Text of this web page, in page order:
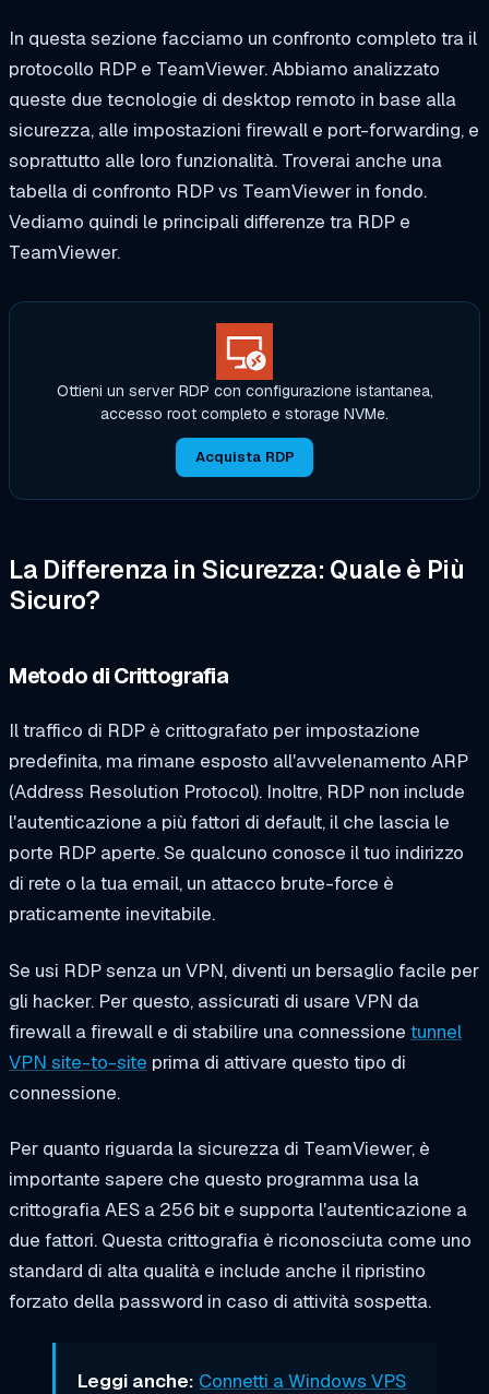
In questa sezione facciamo un confronto completo tra il
protocollo RDP e TeamViewer. Abbiamo analizzato
queste due tecnologie di desktop remoto in base alla
sicurezza, alle impostazioni firewall e port-forwarding, e
soprattutto alle loro funzionalità. Troverai anche una
tabella di confronto RDP vs TeamViewer in fondo.
Vediamo quindi le principali differenze tra RDP e
TeamViewer.
Ottieni un server RDP con configurazione istantanea,
accesso root completo e storage NVMe.
Acquista RDP
La Differenza in Sicurezza: Quale è Più
Sicuro?
Metodo di Crittografia
Il traffico di RDP è crittografato per impostazione
predefinita, ma rimane esposto all'avvelenamento ARP
(Address Resolution Protocol). Inoltre, RDP non include
l'autenticazione a più fattori di default, il che lascia le
porte RDP aperte. Se qualcuno conosce il tuo indirizzo
di rete o la tua email, un attacco brute-force è
praticamente inevitabile.
Se usi RDP senza un VPN, diventi un bersaglio facile per
gli hacker. Per questo, assicurati di usare VPN da
firewall a firewall e di stabilire una connessione tunnel
VPN site-to-site prima di attivare questo tipo di
connessione.
Per quanto riguarda la sicurezza di TeamViewer, è
importante sapere che questo programma usa la
crittografia AES a 256 bit e supporta l'autenticazione a
due fattori. Questa crittografia è riconosciuta come uno
standard di alta qualità e include anche il ripristino
forzato della password in caso di attività sospetta.
Leggi anche: Connetti a Windows VPS